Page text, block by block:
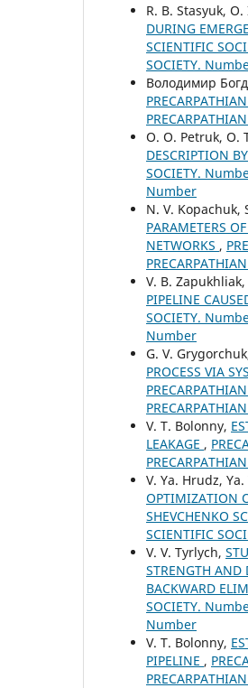
R. B. Stasyuk,
DURING
SCIENTIFIC
SOCIETY.
Володимир
O. O. Petruk, O.
DESCRIPTION
SOCIETY.
Number
N. V. Kopachuk,
PARAMETERS
NETWORKS ,
V. B.
PIPELINE
SOCIETY.
Number
G. V.
PROCESS VIA
V. T. Bolonny,
LEAKAGE ,
V. Ya. Hrudz,
OPTIMIZATION
SHEVCHENKO
SCIENTIFIC
V. V. Tyrlych,
STRENGTH AND
BACKWARD
SOCIETY.
Number
V. T. Bolonny,
PIPELINE ,